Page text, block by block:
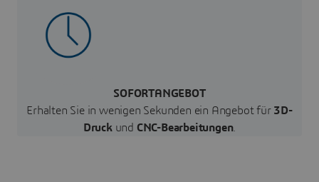
SOFORTANGEBOT
Erhalten Sie in wenigen Sekunden ein Angebot für 3D-
Druckund CNC-Bearbeitungen.